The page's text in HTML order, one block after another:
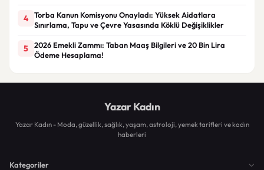
4
Torba Kanun Komisyonu Onayladı: Yüksek Aidatlara
Sınırlama, Tapu ve Çevre Yasasında Köklü Değişiklikler
5
2026 Emekli Zammı: Taban Maaş Bilgileri ve 20 Bin Lira
Ödeme Hesaplama!
Yazar Kadın
Yazar Kadın - Moda, güzellik, sağlık, yaşam, astroloji, yemek tarifleri ve kadın
haberleri
Kategoriler